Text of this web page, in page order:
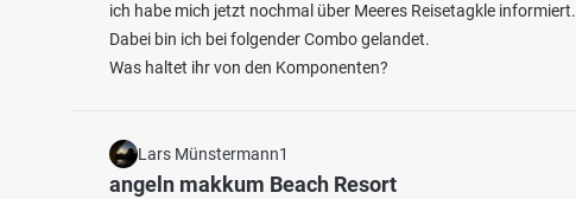
ich habe mich jetzt nochmal über Meeres Reisetagkle informiert.
Dabei bin ich bei folgender Combo gelandet.
Was haltet ihr von den Komponenten?
Lars Münstermann1
angeln makkum Beach Resort